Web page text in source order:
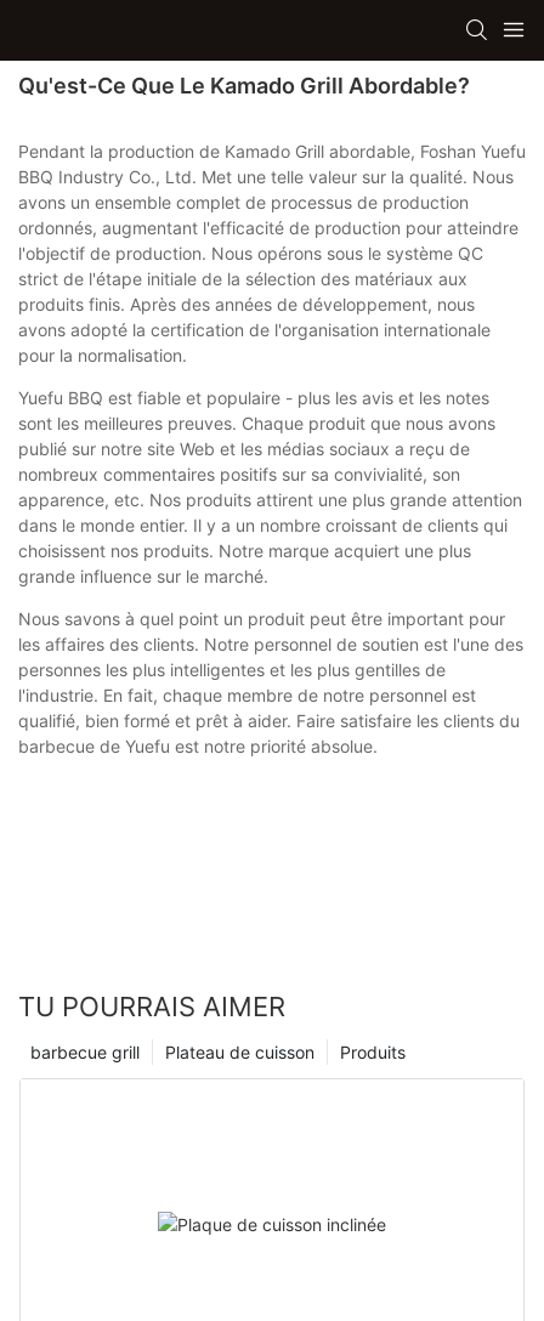
Qu'est-Ce Que Le Kamado Grill Abordable?
Pendant la production de Kamado Grill abordable, Foshan Yuefu
BBQ Industry Co., Ltd. Met une telle valeur sur la qualité. Nous
avons un ensemble complet de processus de production
ordonnés, augmentant l'efficacité de production pour atteindre
l'objectif de production. Nous opérons sous le système QC
strict de l'étape initiale de la sélection des matériaux aux
produits finis. Après des années de développement, nous
avons adopté la certification de l'organisation internationale
pour la normalisation.
Yuefu BBQ est fiable et populaire - plus les avis et les notes
sont les meilleures preuves. Chaque produit que nous avons
publié sur notre site Web et les médias sociaux a reçu de
nombreux commentaires positifs sur sa convivialité, son
apparence, etc. Nos produits attirent une plus grande attention
dans le monde entier. Il y a un nombre croissant de clients qui
choisissent nos produits. Notre marque acquiert une plus
grande influence sur le marché.
Nous savons à quel point un produit peut être important pour
les affaires des clients. Notre personnel de soutien est l'une des
personnes les plus intelligentes et les plus gentilles de
l'industrie. En fait, chaque membre de notre personnel est
qualifié, bien formé et prêt à aider. Faire satisfaire les clients du
barbecue de Yuefu est notre priorité absolue.
TU POURRAIS AIMER
Produits
Plateau de cuisson
barbecue grill